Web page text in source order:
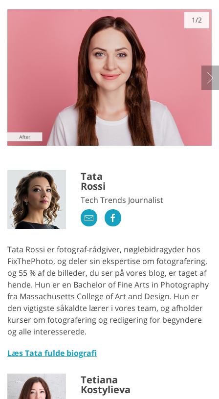
1/2
Tata
Rossi
Tech Trends Journalist
Tata Rossi er fotograf-rådgiver, nøglebidragyder hos
FixThePhoto, og deler sin ekspertise om fotografering,
og 55 % af de billeder, du ser på vores blog, er taget af
hende. Hun er en Bachelor of Fine Arts in Photography
fra Massachusetts College of Art and Design. Hun er
den vigtigste såkaldte lærer i vores team, og afholder
kurser om fotografering og redigering for begyndere
og alle interesserede.
Læs Tata fulde biografi
Tetiana
Kostylieva